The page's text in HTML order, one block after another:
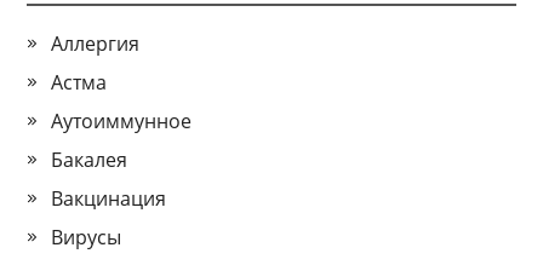
Аллергия
Астма
Аутоиммунное
Бакалея
Вакцинация
Вирусы